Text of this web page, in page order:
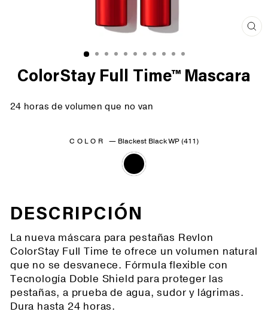
ColorStay Full Time™ Mascara
24 horas de volumen que no van
COLOR — Blackest Black WP (411)
DESCRIPCIÓN
La nueva máscara para pestañas Revlon
ColorStay Full Time te ofrece un volumen natural
que no se desvanece. Fórmula flexible con
Tecnología Doble Shield para proteger las
pestañas, a prueba de agua, sudor y lágrimas.
Dura hasta 24 horas.